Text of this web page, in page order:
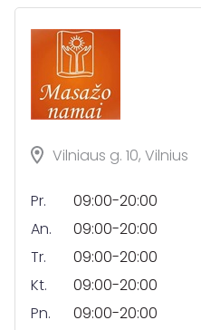
Vilniaus g. 10, Vilnius
Pr.
09:00-20:00
An.
09:00-20:00
Tr.
09:00-20:00
Kt.
09:00-20:00
Pn.
09:00-20:00